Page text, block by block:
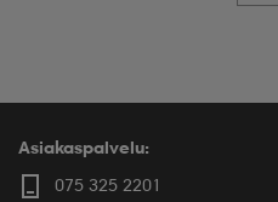
Asiakaspalvelu:
075 325 2201